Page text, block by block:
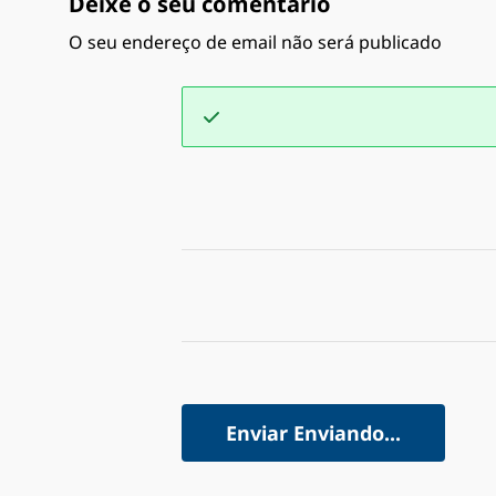
O seu endereço de email não será publicado
Enviar Enviando...